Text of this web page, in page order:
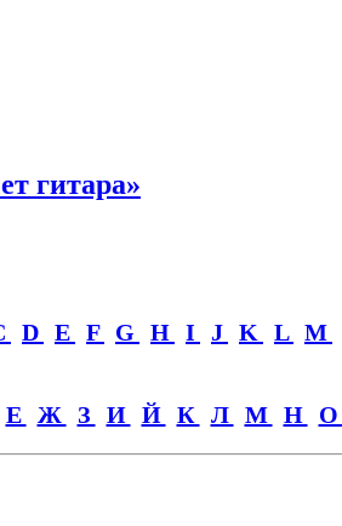
гитара»
D E F G H I J K L M
Е Ж З И Й К Л М Н О